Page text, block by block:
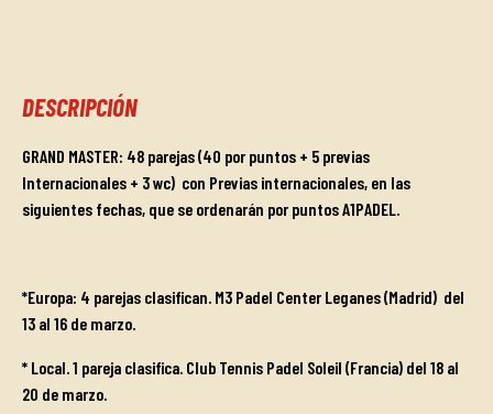
DESCRIPCIÓN
GRAND MASTER: 48 parejas (40 por puntos + 5 previas
Internacionales + 3 wc) con Previas internacionales, en las
siguientes fechas, que se ordenarán por puntos A1PADEL.
*Europa: 4 parejas clasifican. M3 Padel Center Leganes (Madrid) del
13 al 16 de marzo.
* Local. 1 pareja clasifica. Club Tennis Padel Soleil (Francia) del 18 al
20 de marzo.